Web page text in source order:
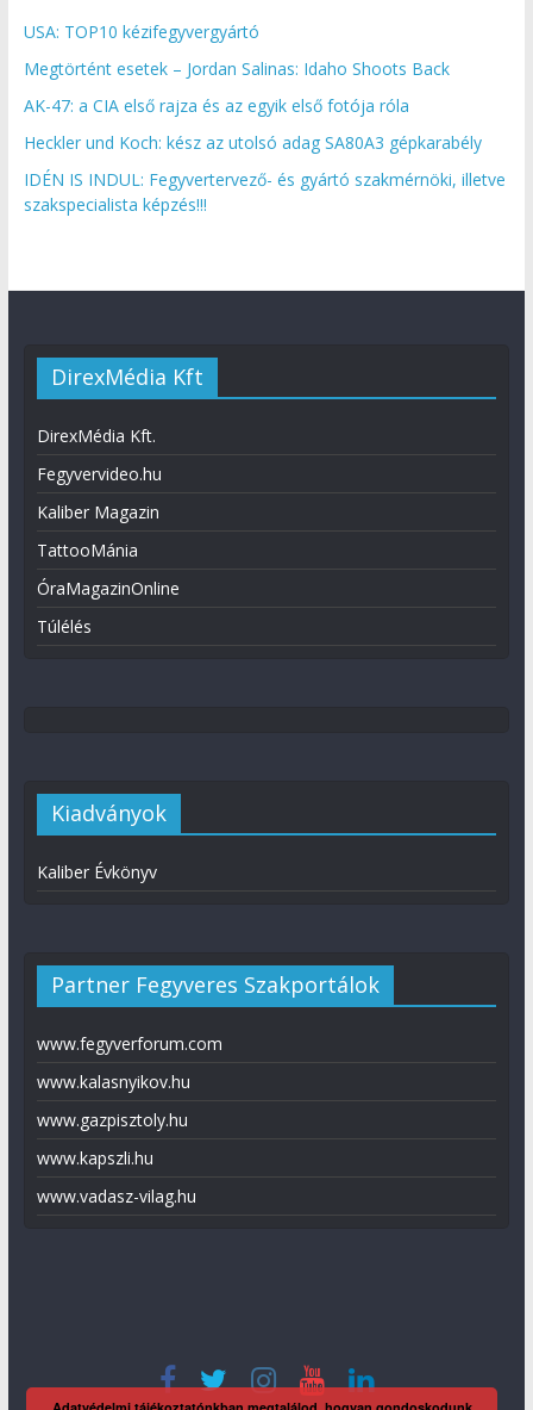
USA: TOP10 kézifegyvergyártó
Megtörtént esetek – Jordan Salinas: Idaho Shoots Back
AK-47: a CIA első rajza és az egyik első fotója róla
Heckler und Koch: kész az utolsó adag SA80A3 gépkarabély
IDÉN IS INDUL: Fegyvertervező- és gyártó szakmérnöki, illetve
szakspecialista képzés!!!
DirexMédia Kft
DirexMédia Kft.
Fegyvervideo.hu
Kaliber Magazin
TattooMánia
ÓraMagazinOnline
Túlélés
Kiadványok
Kaliber Évkönyv
Partner Fegyveres Szakportálok
www.fegyverforum.com
www.kalasnyikov.hu
www.gazpisztoly.hu
www.kapszli.hu
www.vadasz-vilag.hu